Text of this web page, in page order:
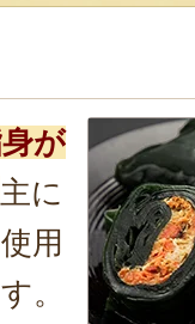
が
主に
用
。